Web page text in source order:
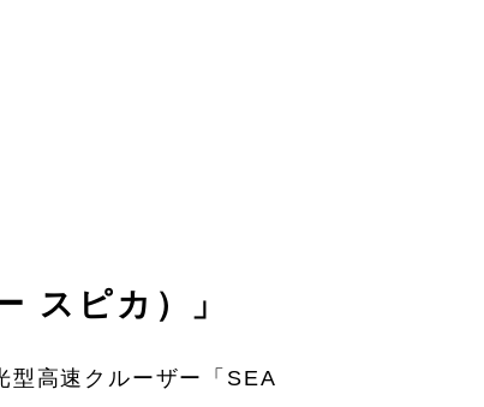
スピカ）」
型高速クルーザー「SEA